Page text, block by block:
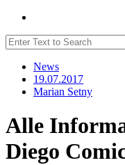
News
19.07.2017
Marian Setny
Alle
Diego